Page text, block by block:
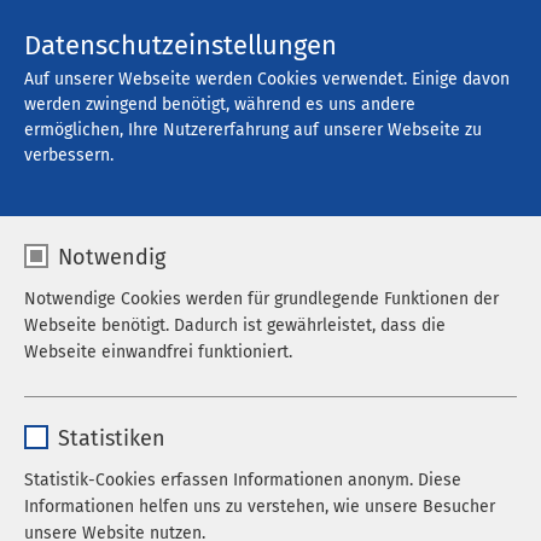
Offene Stellen
Filter
Alle Regionen
Alle Berufskategorien
10 pro Seite
Datenschutzeinstellungen
Auf unserer Webseite werden Cookies verwendet. Einige davon
werden zwingend benötigt, während es uns andere
ermöglichen, Ihre Nutzererfahrung auf unserer Webseite zu
verbessern.
Notwendig
Notwendige Cookies werden für grundlegende Funktionen der
Webseite benötigt. Dadurch ist gewährleistet, dass die
Webseite einwandfrei funktioniert.
Laufzeit 278 Tage
Statistiken
Statistik-Cookies erfassen Informationen anonym. Diese
Informationen helfen uns zu verstehen, wie unsere Besucher
unsere Website nutzen.